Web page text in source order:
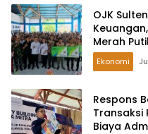
OJK
Merah
Ekonomi
Respons
Transaksi
Biaya